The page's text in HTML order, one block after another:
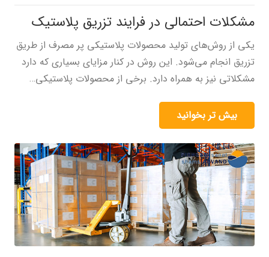
مشکلات احتمالی در فرایند تزریق پلاستیک
یکی از روش‌های تولید محصولات پلاستیکی پر مصرف از طریق
تزریق انجام می‌شود. این روش در کنار مزایای بسیاری که دارد
مشکلاتی نیز به همراه دارد. برخی از محصولات پلاستیکی…
بیش تر بخوانید